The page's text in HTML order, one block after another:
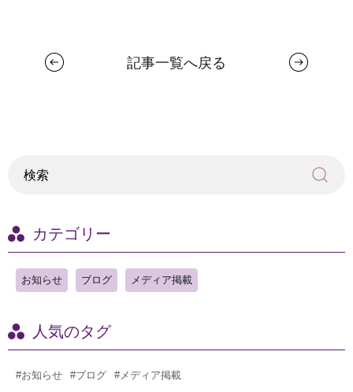
記事一覧へ戻る
カテゴリー
お知らせ ブログ メディア掲載
人気のタグ
#お知らせ #ブログ #メディア掲載